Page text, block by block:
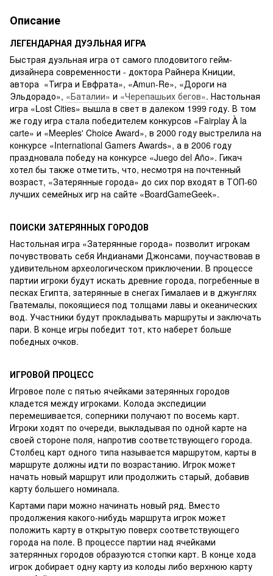
Описание
ЛЕГЕНДАРНАЯ ДУЭЛЬНАЯ ИГРА
Быстрая дуэльная игра от самого плодовитого гейм-
дизайнера современности - доктора Райнера Книции,
автора «Тигра и Евфрата», «Amun-Re», «Дороги на
Эльдорадо», «Баталии» и «Черепашьих бегов». Настольная
игра «Lost Cities» вышла в свет в далеком 1999 году. В том
же году игра стала победителем конкурсов «Fairplay À la
carte» и «Meeples' Choice Award», в 2000 году выстрелила на
конкурсе «International Gamers Awards», а в 2006 году
праздновала победу на конкурсе «Juego del Año». Гикач
хотел бы также отметить, что, несмотря на почтенный
возраст, «Затерянные города» до сих пор входят в ТОП-60
лучших семейных игр на сайте «BoardGameGeek».
ПОИСКИ ЗАТЕРЯННЫХ ГОРОДОВ
Настольная игра «Затерянные города» позволит игрокам
почувствовать себя Индианами Джонсами, поучаствовав в
удивительном археологическом приключении. В процессе
партии игроки будут искать древние города, погребенные в
песках Египта, затерянные в снегах Гималаев и в джунглях
Гватемалы, покоящиеся под толщами лавы и океанических
вод. Участники будут прокладывать маршруты и заключать
пари. В конце игры победит тот, кто наберет больше
победных очков.
ИГРОВОЙ ПРОЦЕСС
Игровое поле с пятью ячейками затерянных городов
кладется между игроками. Колода экспедиции
перемешивается, соперники получают по восемь карт.
Игроки ходят по очереди, выкладывая по одной карте на
своей стороне поля, напротив соответствующего города.
Столбец карт одного типа называется маршрутом, карты в
маршруте должны идти по возрастанию. Игрок может
начать новый маршрут или продолжить старый, добавив
карту большего номинала.
Картами пари можно начинать новый ряд. Вместо
продолжения какого-нибудь маршрута игрок может
положить карту в открытую поверх соответствующего
города на поле. В процессе партии над ячейками
затерянных городов образуются стопки карт. В конце хода
игрок добирает одну карту из колоды либо верхнюю карту